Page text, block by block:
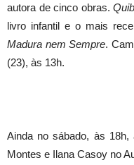
autora de cinco obras.
livro infantil e o mais
Madura nem Sempre.
(23), às 13h.
Ainda no sábado, às
Montes e Ilana Casoy no